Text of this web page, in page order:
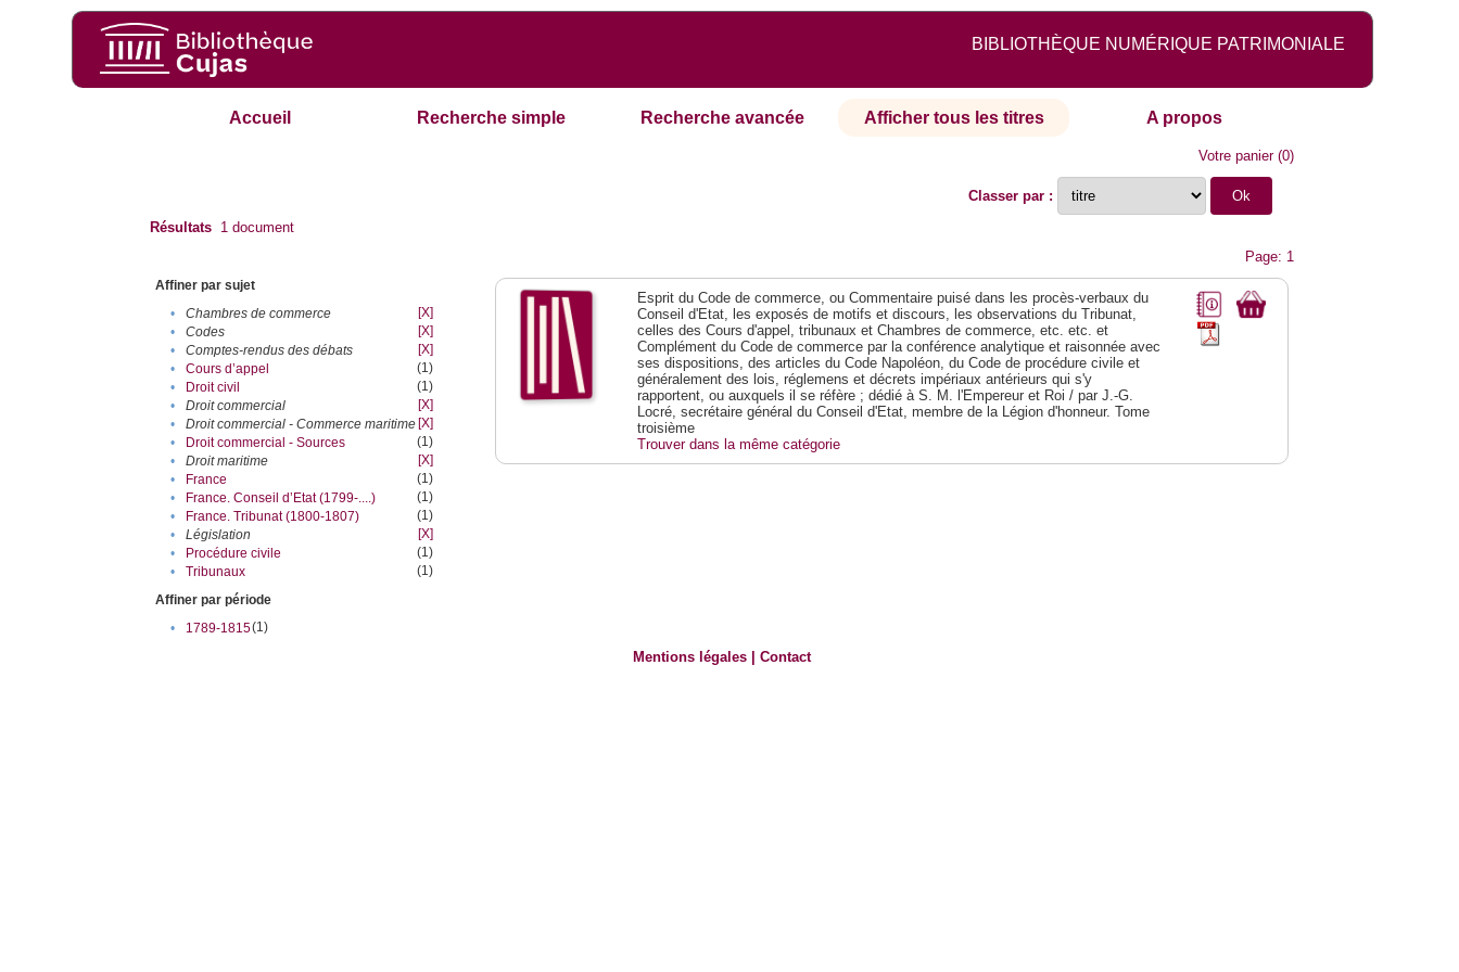
BIBLIOTHÈQUE NUMÉRIQUE PATRIMONIALE
Accueil Recherche simple Recherche avancée Afficher tous les titres A propos
Votre panier(0)
Classer par :
Résultats 1 document
Page: 1
Affiner par sujet
•
Chambres de commerce
[X]
•
Codes
[X]
•
Comptes-rendus des débats
[X]
•
Cours d’appel
(1)
•
Droit civil
(1)
•
Droit commercial
[X]
•
Droit commercial - Commerce maritime [X]
•
Droit commercial - Sources
(1)
•
Droit maritime
[X]
•
France
(1)
•
France. Conseil d’Etat (1799-....)
(1)
•
France. Tribunat (1800-1807)
(1)
•
Législation
[X]
•
Procédure civile
(1)
•
Tribunaux
(1)
Affiner par période
•
1789-1815(1)
Esprit du Code de commerce, ou Commentaire puisé dans les procès-verbaux du
Conseil d'Etat, les exposés de motifs et discours, les observations du Tribunat,
celles des Cours d'appel, tribunaux et Chambres de commerce, etc. etc. et
Complément du Code de commerce par la conférence analytique et raisonnée avec
ses dispositions, des articles du Code Napoléon, du Code de procédure civile et
généralement des lois, réglemens et décrets impériaux antérieurs qui s'y
rapportent, ou auxquels il se réfère ; dédié à S. M. l'Empereur et Roi / par J.-G.
Locré, secrétaire général du Conseil d'Etat, membre de la Légion d'honneur. Tome
troisième
Trouver dans la même catégorie
Mentions légales |Contact